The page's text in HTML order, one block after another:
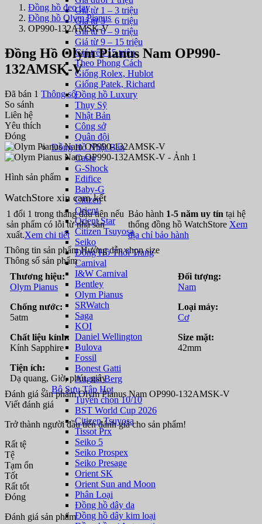
Giá từ 1 – 3 triệu
Giá từ 3 – 6 triệu
Giá từ 6 – 9 triệu
Giá từ 9 – 15 triệu
Giá trên 15 triệu
Theo Phong Cách
Giống Rolex, Hublot
Giống Patek, Richard
Đồng hồ Luxury
Thụy Sỹ
Nhật Bản
Công sở
Quân đội
Đồng Hồ Nhật Bản
Casio
G-Shock
Edifice
Baby-G
Citizen
Orient
Orient Star
Citizen Tsuyosa
Seiko
Đồng Hồ Thời Trang
Carnival
I&W Carnival
Bentley
Olym Pianus
SRWatch
Saga
KOI
Daniel Wellington
Bulova
Fossil
Bonest Gatti
August Berg
Bộ Sưu Tập Hot
Tuyển chọn 10/10
BST World Cup 2026
Citizen Tsuyosa
Tissot Prx
Seiko 5
Seiko Prospex
Seiko Presage
Orient SK
Orient Sun and Moon
Phân Loại
Đồng hồ dây da
Đồng hồ dây kim loại
Đồng hồ đeo tay
Đồng hồ Olym Pianus
OP990-132AMSK-V
Đồng Hồ Olym Pianus Nam OP990-
132AMSK-V
Đã bán 1 Thông số
So sánh
Liên hệ
Yêu thích
Đóng
Hình sản phẩm
WatchStore xin cam kết
1 đổi 1 trong tháng đầu tiên nếu
sản phẩm có lỗi từ nhà sản
xuất.Xem chi tiết
Bảo hành 1-5 năm uy tín tại hệ
thống đồng hồ WatchStore Xem
địa chỉ bảo hành
Thông tin sản phẩm Hướng dẫn chọn size
Thông số sản phẩm
Thương hiệu:
Olym Pianus
Đối tượng:
Nam
Chống nước:
5atm
Loại máy:
Cơ
Chất liệu kính:
Kính Sapphire
Size mặt:
42mm
Tiện ích:
Dạ quang, Giờ, phút, giây
Đánh giá sản phẩm Olym Pianus Nam OP990-132AMSK-V
Viết đánh giá
Trở thành người đầu tiên đánh giá cho sản phẩm!
Rất tệ
Tệ
Tạm ổn
Tốt
Rất tốt
Đóng
Đánh giá sản phẩm